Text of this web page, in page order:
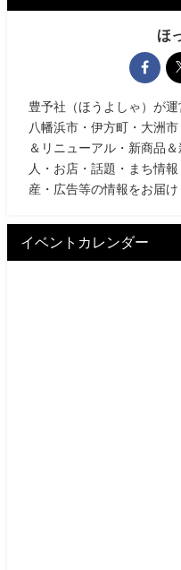
ほ
豊予社（ほうよしゃ）が
八幡浜市・伊方町・大洲
＆リニューアル・新商品
人・お店・話題・まち情
産・広告等の情報をお届け
イベントカレンダー